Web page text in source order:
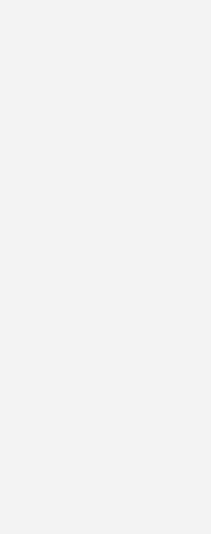
der Grünen für
am Erfolg der Windenergie
wohnen, sollen
auch finanziell. Das stärkt die
Wegen ermöglichen:
Regelung über die
den Windkraftausbau
viel hilft. Mit einer Windprämie
über die jetzt schon
Vorteil aus der Errichtung von
Eine vorher festgelegte
in jedem Jahr an den
AnwohnerInnen vor Ort
den Windenergieanlagen in der